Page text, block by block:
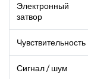
Электронный
затвор
Чувствительность
Сигнал / шум